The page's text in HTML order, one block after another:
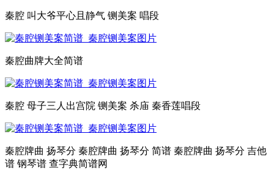
秦腔 叫大爷平心且静气 铡美案 唱段
秦腔曲牌大全简谱
秦腔 母子三人出宫院 铡美案 杀庙 秦香莲唱段
秦腔牌曲 扬琴分 秦腔牌曲 扬琴分 简谱 秦腔牌曲 扬琴分 吉他
谱 钢琴谱 查字典简谱网